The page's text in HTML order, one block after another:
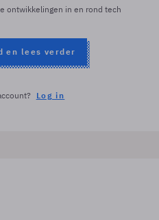
ontwikkelingen in en rond tech
en lees verder
Log in